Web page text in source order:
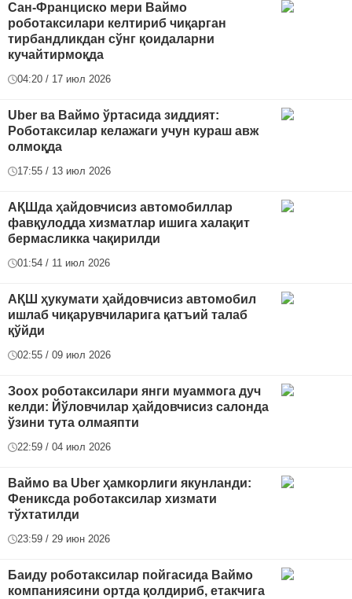
Сан-Франциско мери Ваймо
роботаксилари келтириб чиқарган
тирбандликдан сўнг қоидаларни
кучайтирмоқда
04:20 / 17 июл 2026
Uber ва Ваймо ўртасида зиддият:
Роботаксилар келажаги учун кураш авж
олмоқда
17:55 / 13 июл 2026
АҚШда ҳайдовчисиз автомобиллар
фавқулодда хизматлар ишига халақит
бермасликка чақирилди
01:54 / 11 июл 2026
АҚШ ҳукумати ҳайдовчисиз автомобил
ишлаб чиқарувчиларига қатъий талаб
қўйди
02:55 / 09 июл 2026
Зоох роботаксилари янги муаммога дуч
келди: Йўловчилар ҳайдовчисиз салонда
ўзини тута олмаяпти
22:59 / 04 июл 2026
Ваймо ва Uber ҳамкорлиги якунланди:
Фениксда роботаксилар хизмати
тўхтатилди
23:59 / 29 июн 2026
Баиду роботаксилар пойгасида Ваймо
компаниясини ортда қолдириб, етакчига